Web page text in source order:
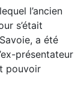
l’ancien
s’était
a été
présentateur
pouvoir